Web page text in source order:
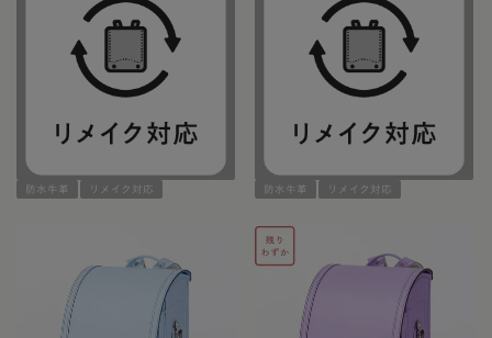
防水牛革 リメイク対応 防水牛革 リメイク対応